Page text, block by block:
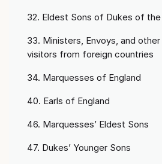
32. Eldest Sons of Dukes of the
33. Ministers, Envoys, and
visitors from foreign countries
34. Marquesses of England
40. Earls of England
46. Marquesses’ Eldest Sons
47. Dukes’ Younger Sons